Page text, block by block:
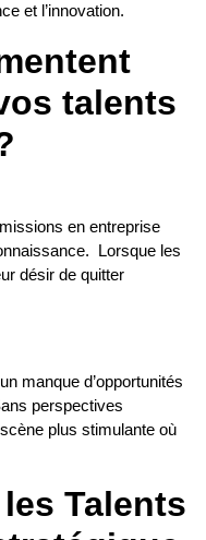
et l’innovation.
talents
en entreprise
Lorsque les
désir de quitter
manque d’opportunités
perspectives
plus stimulante où
Talents